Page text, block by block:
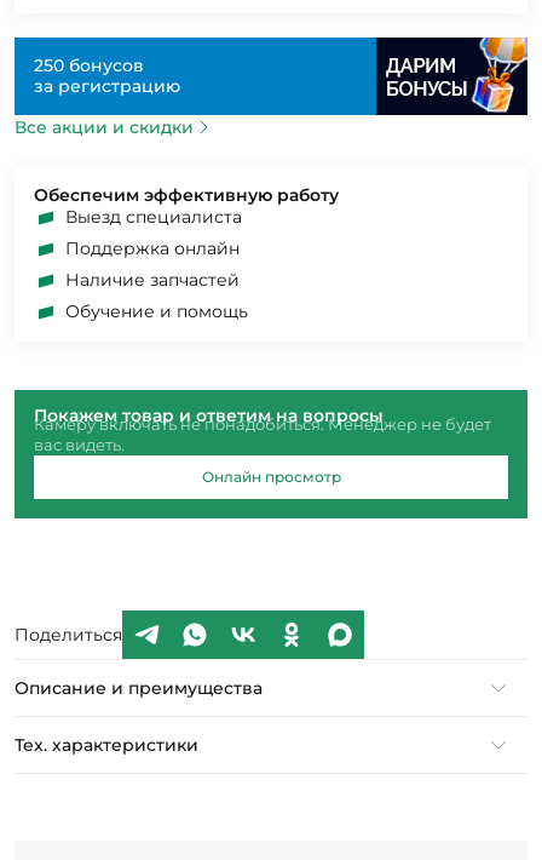
250 бонусов
за регистрацию
Все акции и скидки
Обеспечим эффективную работу
Выезд специалиста
Поддержка онлайн
Наличие запчастей
Обучение и помощь
Покажем товар и ответим на вопросы
Камеру включать не понадобиться. Менеджер не будет
вас видеть.
Онлайн просмотр
Поделиться
Описание и преимущества
Тех. характеристики